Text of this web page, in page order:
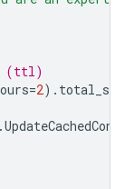
(ttl)
=2) .
.